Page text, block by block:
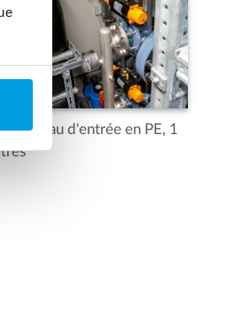
d'eau d'entrée en PE, 1